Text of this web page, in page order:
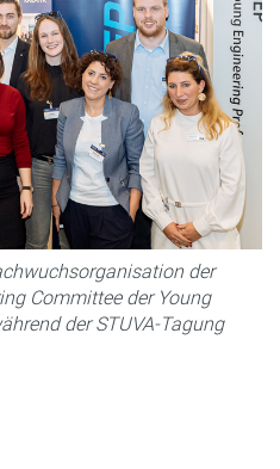
der
Committee der Young
der STUVA-Tagung